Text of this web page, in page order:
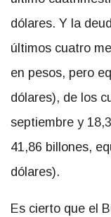
dólares. Y la
últimos cuatro
en pesos, pero
dólares), de los
septiembre y
41,86 billones,
dólares).
Es cierto que el